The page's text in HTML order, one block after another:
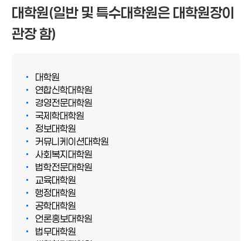
대학원(일반 및 특수대학원은 대학원장이
관장 함)
대학원
연합신학대학원
경영전문대학원
국제학대학원
정보대학원
커뮤니케이션대학원
사회복지대학원
법학전문대학원
교육대학원
행정대학원
공학대학원
언론홍보대학원
법무대학원